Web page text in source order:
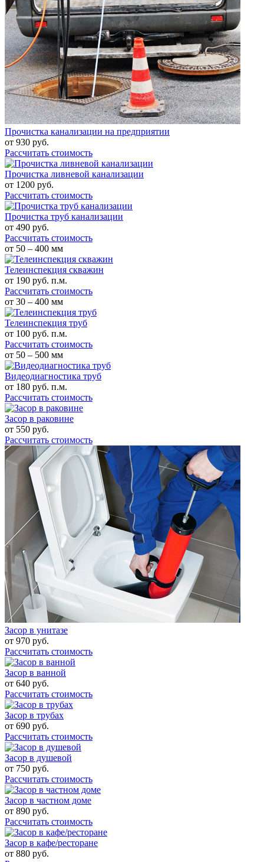
Прочистка канализации на предприятии
от 930 руб.
Рассчитать стоимость
Прочистка ливневой канализации
от 1200 руб.
Рассчитать стоимость
Прочистка труб канализации
от 490 руб.
Рассчитать стоимость
от 50 – 400 мм
Телеинспекция скважин
от 190 руб. п.м.
Рассчитать стоимость
от 30 – 400 мм
Телеинспекция труб
от 100 руб. п.м.
Рассчитать стоимость
от 50 – 500 мм
Видеодиагностика труб
от 180 руб. п.м.
Рассчитать стоимость
Засор в раковине
от 550 руб.
Рассчитать стоимость
Засор в унитазе
от 970 руб.
Рассчитать стоимость
Засор в ванной
от 640 руб.
Рассчитать стоимость
Засор в трубах
от 690 руб.
Рассчитать стоимость
Засор в душевой
от 750 руб.
Рассчитать стоимость
Засор в частном доме
от 890 руб.
Рассчитать стоимость
Засор в кафе/ресторане
от 880 руб.